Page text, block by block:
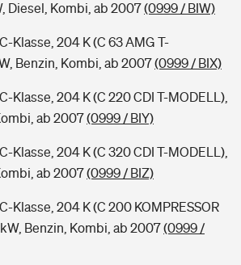
Diesel, Kombi, ab 2007(0999 / BIW)
Klasse, 204 K (C 63 AMG T-
Benzin, Kombi, ab 2007(0999 / BIX)
Klasse, 204 K (C 220 CDI T-MODELL),
ab 2007(0999 / BIY)
Klasse, 204 K (C 320 CDI T-MODELL),
ab 2007(0999 / BIZ)
Klasse, 204 K (C 200 KOMPRESSOR
Benzin, Kombi, ab 2007(0999 /